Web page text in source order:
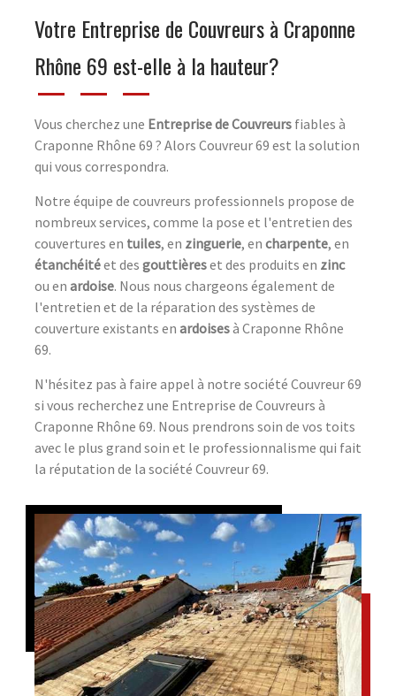
Votre Entreprise de Couvreurs à Craponne
Rhône 69 est-elle à la hauteur?
Vous cherchez une Entreprise de Couvreurs fiables à
Craponne Rhône 69 ? Alors Couvreur 69 est la solution
qui vous correspondra.
Notre équipe de couvreurs professionnels propose de
nombreux services, comme la pose et l'entretien des
couvertures en tuiles, en zinguerie, en charpente, en
étanchéitéet des gouttièreset des produits en zinc
ou en ardoise. Nous nous chargeons également de
l'entretien et de la réparation des systèmes de
couverture existants en ardoisesà Craponne Rhône
69.
N'hésitez pas à faire appel à notre société Couvreur 69
si vous recherchez une Entreprise de Couvreurs à
Craponne Rhône 69. Nous prendrons soin de vos toits
avec le plus grand soin et le professionnalisme qui fait
la réputation de la société Couvreur 69.